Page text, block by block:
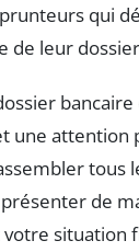
qui
de leur
une attention
tous
présenter de
situation